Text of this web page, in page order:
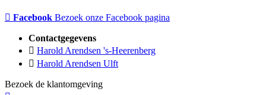
Facebook Bezoek onze Facebook pagina
Contactgegevens
Harold Arendsen 's-Heerenberg
Harold Arendsen Ulft
Bezoek de klantomgeving